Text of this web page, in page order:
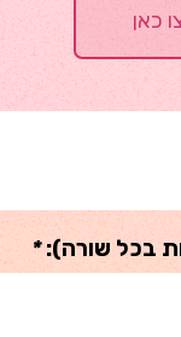
כאן
בכל שורה):*